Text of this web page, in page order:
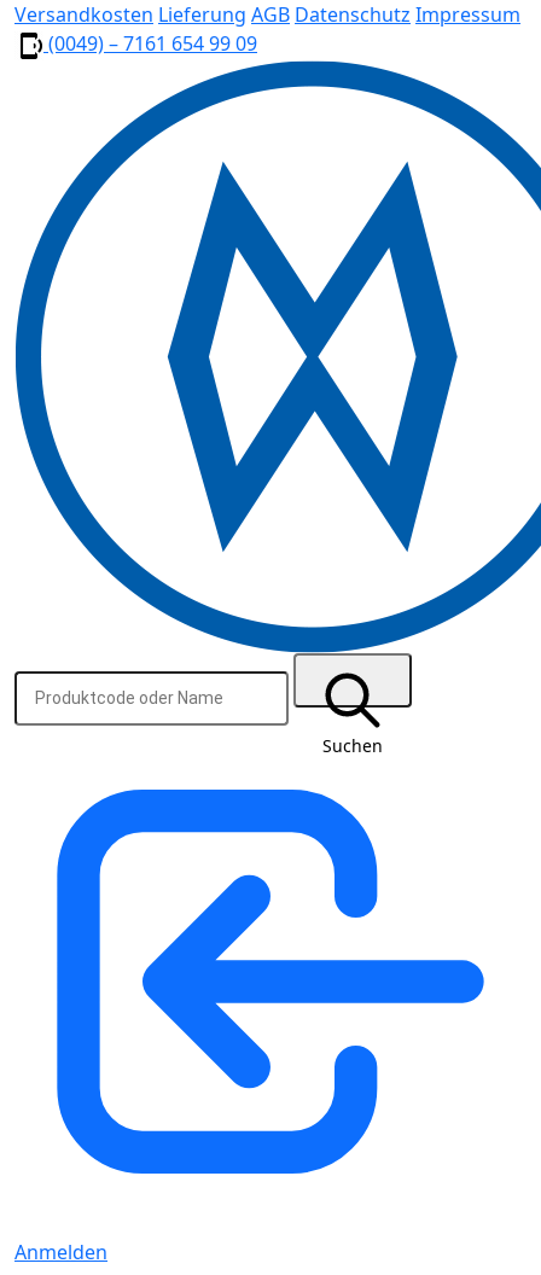
Versandkosten Lieferung AGB Datenschutz Impressum
(0049) – 7161 654 99 09
Suchen
Anmelden